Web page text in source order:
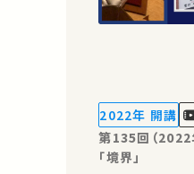
2022年 開講
第135回（
「境界」